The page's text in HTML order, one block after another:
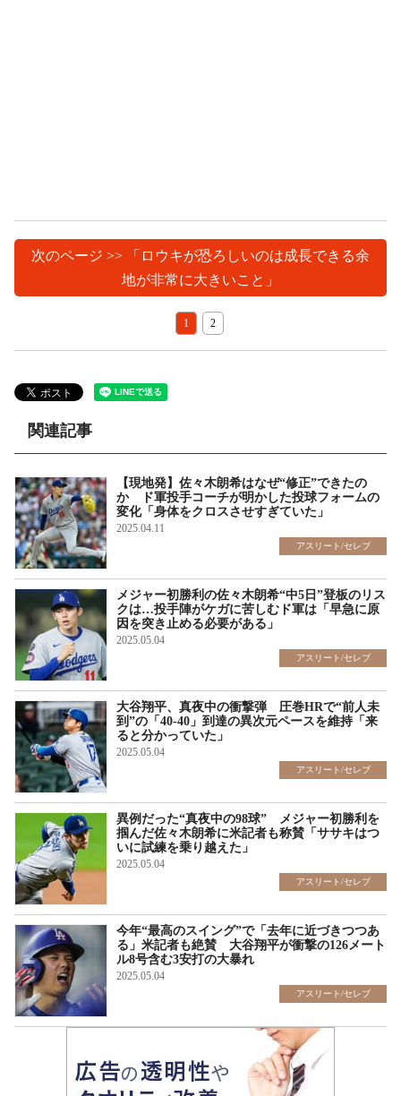
次のページ >> 「ロウキが恐ろしいのは成長できる余
地が非常に大きいこと」
1 2
関連記事
【現地発】佐々木朗希はなぜ“修正”できたの
か ド軍投手コーチが明かした投球フォームの
変化「身体をクロスさせすぎていた」
2025.04.11
アスリート/セレブ
メジャー初勝利の佐々木朗希“中5日”登板のリス
クは…投手陣がケガに苦しむド軍は「早急に原
因を突き止める必要がある」
2025.05.04
アスリート/セレブ
大谷翔平、真夜中の衝撃弾 圧巻HRで“前人未
到”の「40-40」到達の異次元ペースを維持「来
ると分かっていた」
2025.05.04
アスリート/セレブ
異例だった“真夜中の98球” メジャー初勝利を
掴んだ佐々木朗希に米記者も称賛「ササキはつ
いに試練を乗り越えた」
2025.05.04
アスリート/セレブ
今年“最高のスイング”で「去年に近づきつつあ
る」米記者も絶賛 大谷翔平が衝撃の126メート
ル8号含む3安打の大暴れ
2025.05.04
アスリート/セレブ